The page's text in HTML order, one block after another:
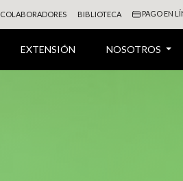
EXTENSIÓN NOSOTROS
COLABORADORES BIBLIOTECA PAGO EN